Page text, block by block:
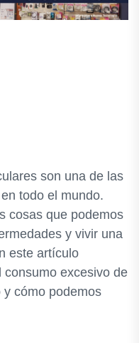
son una de las
todo el mundo.
cosas que podemos
y vivir una
este artículo
consumo excesivo de
cómo podemos